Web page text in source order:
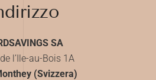
SA
l’Ile-au-Bois 1A
(Svizzera)